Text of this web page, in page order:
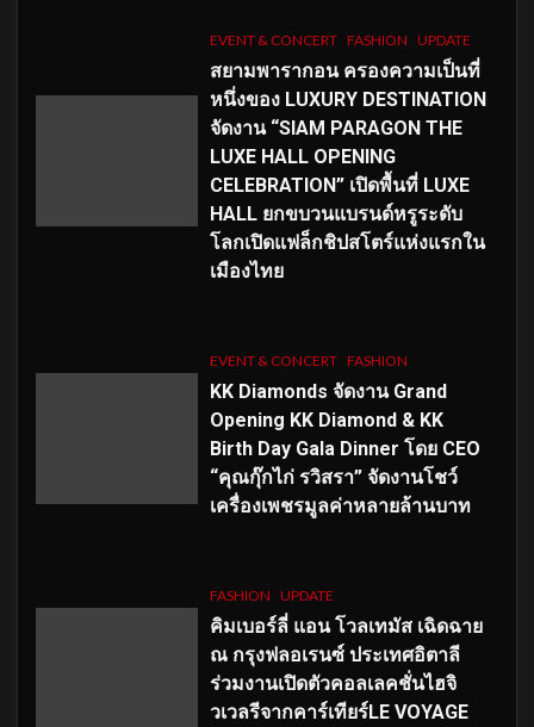
EVENT & CONCERT FASHION UPDATE
สยามพารากอน ครองความเป็นที่
หนึ่งของ LUXURY DESTINATION
จัดงาน “SIAM PARAGON THE
LUXE HALL OPENING
CELEBRATION” เปิดพื้นที่ LUXE
HALL ยกขบวนแบรนด์หรูระดับ
โลกเปิดแฟล็กชิปสโตร์แห่งแรกใน
เมืองไทย
EVENT & CONCERT FASHION
KK Diamonds จัดงาน Grand
Opening KK Diamond & KK
Birth Day Gala Dinner โดย CEO
“คุณกุ๊กไก่ รวิสรา” จัดงานโชว์
เครื่องเพชรมูลค่าหลายล้านบาท
FASHION UPDATE
คิมเบอร์ลี่ แอน โวลเทมัส เฉิดฉาย
ณ กรุงฟลอเรนซ์ ประเทศอิตาลี
ร่วมงานเปิดตัวคอลเลคชั่นไฮจิ
วเวลรีจากคาร์เทียร์LE VOYAGE